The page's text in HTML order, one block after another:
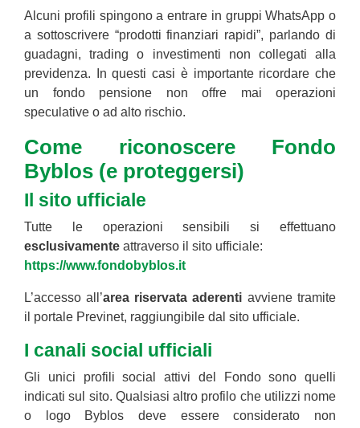
Alcuni profili spingono a entrare in gruppi WhatsApp o
a sottoscrivere “prodotti finanziari rapidi”, parlando di
guadagni, trading o investimenti non collegati alla
previdenza. In questi casi è importante ricordare che
un fondo pensione non offre mai operazioni
speculative o ad alto rischio.
Come riconoscere Fondo
Byblos (e proteggersi)
Il sito ufficiale
Tutte le operazioni sensibili si effettuano
esclusivamente attraverso il sito ufficiale:
https://www.fondobyblos.it
L’accesso all’area riservata aderenti avviene tramite
il portale Previnet, raggiungibile dal sito ufficiale.
I canali social ufficiali
Gli unici profili social attivi del Fondo sono quelli
indicati sul sito. Qualsiasi altro profilo che utilizzi nome
o logo Byblos deve essere considerato non